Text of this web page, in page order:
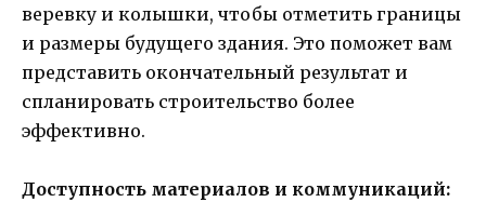
веревку и колышки, чтобы отметить границы
и размеры будущего здания. Это поможет вам
представить окончательный результат и
спланировать строительство более
эффективно.
Доступность материалов и коммуникаций: